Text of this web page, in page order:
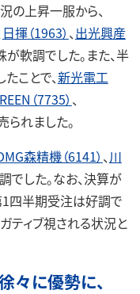
の上昇一服から、
日揮（1963） 、出光興産
軟調でした。また、半
ことで、新光電工
（7735） 、
れました。
森精機（6141） 、川
した。なお、決算が
1四半期受注は好調で
ティブ視される状況と
々に優勢に、